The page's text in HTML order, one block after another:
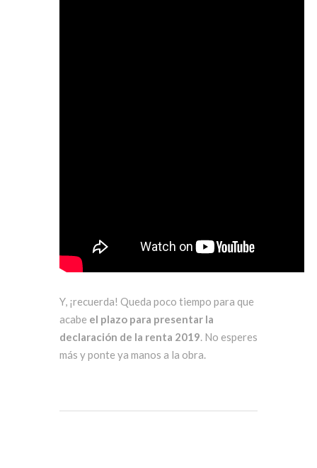
Y, ¡recuerda! Queda poco tiempo para que
acabe el plazo para presentar la
declaración de la renta 2019. No esperes
más y ponte ya manos a la obra.